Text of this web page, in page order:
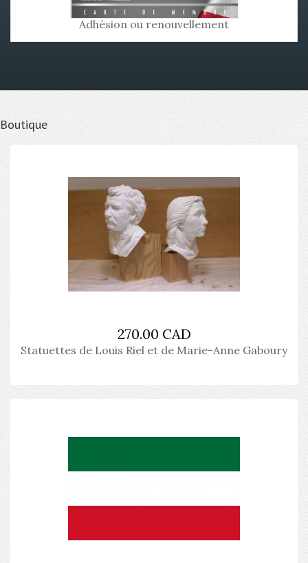
Adhésion ou renouvellement
Boutique
270.00 CAD
Statuettes de Louis Riel et de Marie-Anne Gaboury